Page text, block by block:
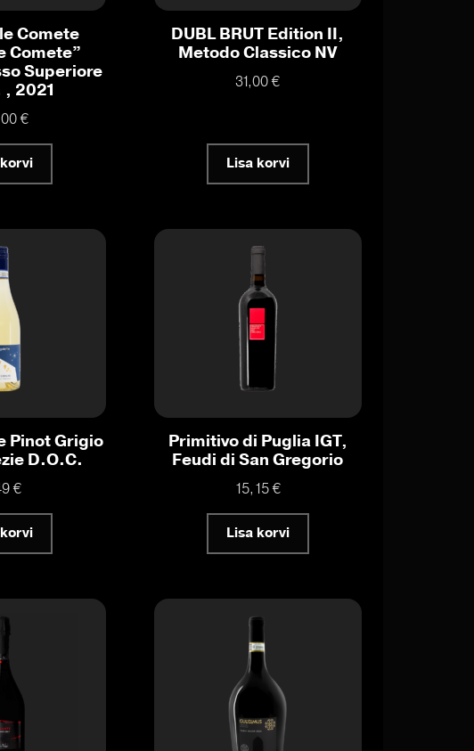
Comete
Comete”
Superiore
, 2021
€
DUBL BRUT Edition II,
Metodo Classico NV
31,00€
Lisa korvi
Pinot Grigio
D.O.C.
€
Primitivo di Puglia IGT,
Feudi di San Gregorio
15,15€
Lisa korvi